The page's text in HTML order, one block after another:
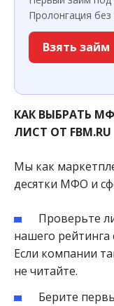
Пролонгация
Взять займ
КАК ВЫБРАТЬ
ЛИСТ ОТ FBM.RU
Мы как
десятки МФО и
Проверьте
нашего рейтинга
Если компании
не читайте.
Берите